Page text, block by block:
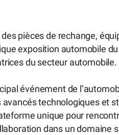
pièces de rechange,
exposition automobile
du secteur automobile.
événement de
avancés technologiques et
unique pour
dans un domaine